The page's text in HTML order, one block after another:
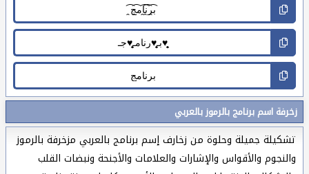
زخرفة اسم برنامج بالرموز بالعربي
تشكيلة جميلة وحلوة من زخارف إسم برنامج بالعربي مزخرفة بالرموز
والنجوم والأقواس والإشارات والعلامات والأجنحة ونبضات القلب